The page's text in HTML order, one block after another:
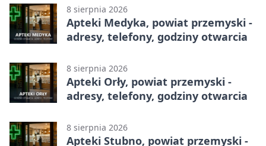
8 sierpnia 2026
Apteki Medyka, powiat przemyski -
adresy, telefony, godziny otwarcia
8 sierpnia 2026
Apteki Orły, powiat przemyski -
adresy, telefony, godziny otwarcia
8 sierpnia 2026
Apteki Stubno, powiat przemyski -